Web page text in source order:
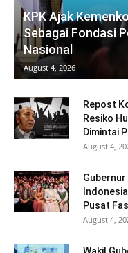
KPK Ajak
Sebagai Fondasi
Nasional
August 4, 2026
Repost
Resiko
Dimintai
August 4,
Pusat
August 4,